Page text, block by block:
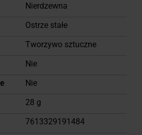
Nierdzewna
Ostrze stałe
Tworzywo sztuczne
Nie
Nie
28 g
7613329191484